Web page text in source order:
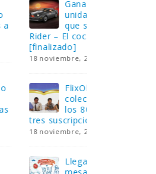
de las cuatro
de PLAYMOBIL
Knight
fantástico
nos divierte con su
de comedias de
90 y regalamos
anuales
nuevo juego de